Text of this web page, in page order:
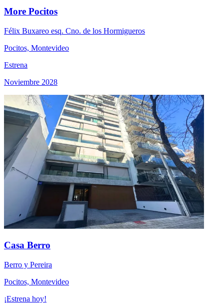
More Pocitos
Félix Buxareo esq. Cno. de los Hormigueros
Pocitos, Montevideo
Estrena
Noviembre 2028
Casa Berro
Berro y Pereira
Pocitos, Montevideo
¡Estrena hoy!